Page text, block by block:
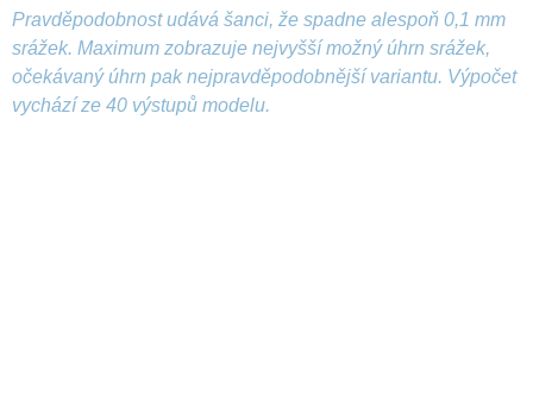
Pravděpodobnost udává šanci, že spadne alespoň 0,1 mm
srážek. Maximum zobrazuje nejvyšší možný úhrn srážek,
očekávaný úhrn pak nejpravděpodobnější variantu. Výpočet
vychází ze 40 výstupů modelu.